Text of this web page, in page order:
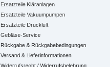
Ersatzteile Kläranlagen
Ersatzteile Vakuumpumpen
Ersatzteile Druckluft
Gebläse-Service
Rückgabe & Rückgabebedingungen
Versand & Lieferinformationen
Widerrufsrecht / Widerrufsbelehrung